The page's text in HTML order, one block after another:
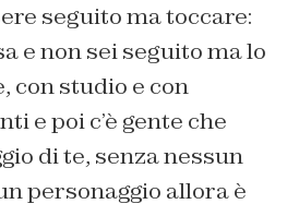
seguito ma toccare:
e non sei seguito ma lo
con studio e con
e poi c’è gente che
di te, senza nessun
personaggio allora è